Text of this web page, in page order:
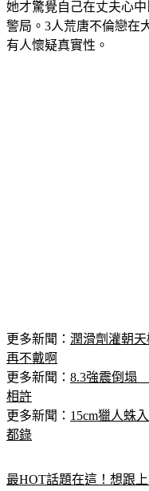
警局。3人荒唐不倫戀在
有人懷疑真實性。
再不戴啊
更多新聞：
相許
更多新聞：
都錄
好友！